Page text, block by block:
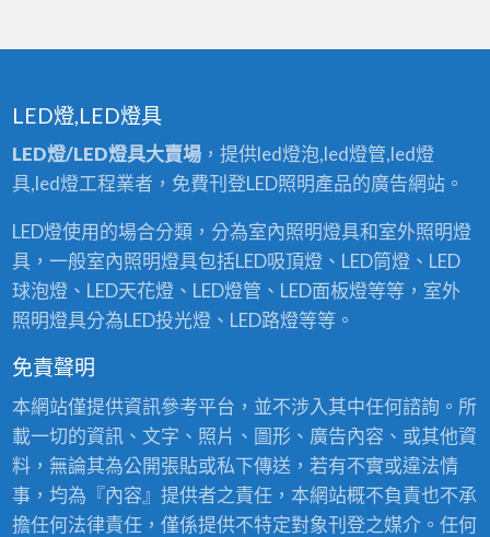
LED燈,LED燈具
LED燈/LED燈具大賣場，提供led燈泡,led燈管,led燈
具,led燈工程業者，免費刊登LED照明產品的廣告網站。
LED燈使用的場合分類，分為室內照明燈具和室外照明燈
具，一般室內照明燈具包括LED吸頂燈、LED筒燈、LED
球泡燈、LED天花燈、LED燈管、LED面板燈等等，室外
照明燈具分為LED投光燈、LED路燈等等。
免責聲明
本網站僅提供資訊參考平台，並不涉入其中任何諮詢。所
載一切的資訊、文字、照片、圖形、廣告內容、或其他資
料，無論其為公開張貼或私下傳送，若有不實或違法情
事，均為『內容』提供者之責任，本網站概不負責也不承
擔任何法律責任，僅係提供不特定對象刊登之媒介。任何